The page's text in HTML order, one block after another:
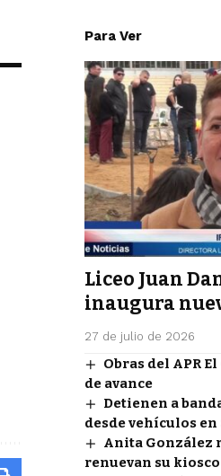
Para Ver
Liceo Juan
inaugura
27 de julio de 2026
Obras del APR
de avance
Detienen a
desde vehículos
Anita González
renuevan su